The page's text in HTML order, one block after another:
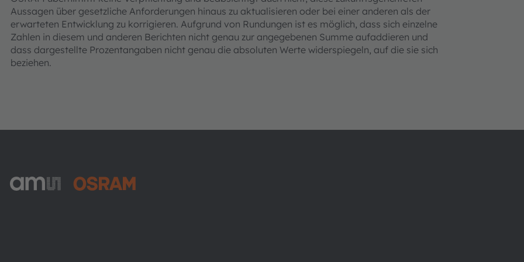
Aussagen über gesetzliche Anforderungen hinaus zu aktualisieren oder bei einer anderen als der
erwarteten Entwicklung zu korrigieren. Aufgrund von Rundungen ist es möglich, dass sich einzelne
Zahlen in diesem und anderen Berichten nicht genau zur angegebenen Summe aufaddieren und
dass dargestellte Prozentangaben nicht genau die absoluten Werte widerspiegeln, auf die sie sich
beziehen.